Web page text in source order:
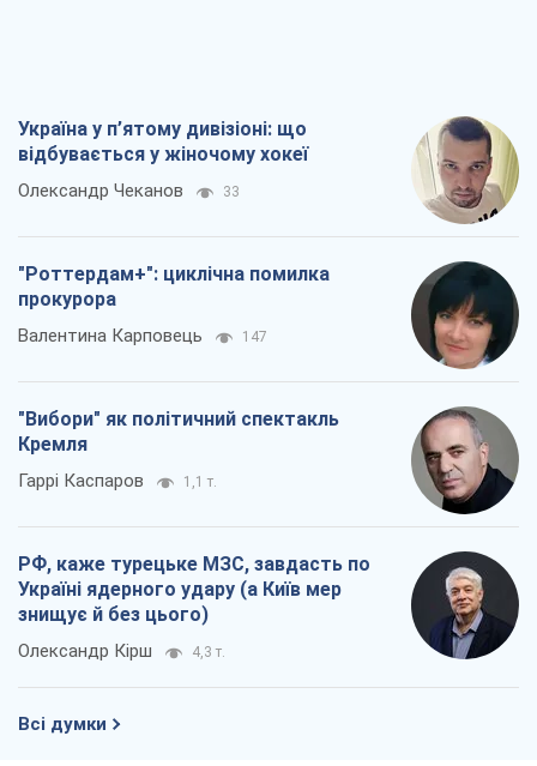
Україна у п’ятому дивізіоні: що
відбувається у жіночому хокеї
Олександр Чеканов 33
"Роттердам+": циклічна помилка
прокурора
Валентина Карповець 147
"Вибори" як політичний спектакль
Кремля
Гаррі Каспаров 1,1 т.
РФ, каже турецьке МЗС, завдасть по
Україні ядерного удару (а Київ мер
знищує й без цього)
Олександр Кірш 4,3 т.
Всі думки